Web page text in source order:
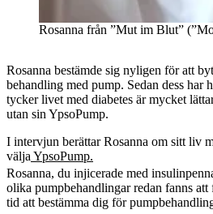
Rosanna från ”Mut im Blut”
Rosanna bestämde sig nyligen för att
behandling med pump. Sedan dess har
tycker livet med diabetes är mycket
utan sin YpsoPump.
I intervjun berättar Rosanna om sitt liv
välja YpsoPump.
Rosanna, du injicerade med
olika pumpbehandlingar redan fanns
tid att bestämma dig för